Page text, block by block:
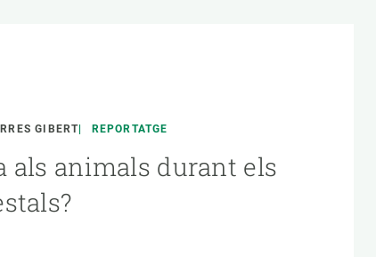
GIBERT REPORTATGE
als animals durant els